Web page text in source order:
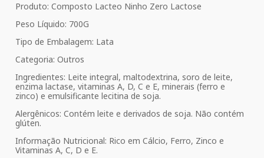
Produto: Composto Lacteo Ninho Zero Lactose
Peso Líquido: 700G
Tipo de Embalagem: Lata
Categoria: Outros
Ingredientes: Leite integral, maltodextrina, soro de leite,
enzima lactase, vitaminas A, D, C e E, minerais (ferro e
zinco) e emulsificante lecitina de soja.
Alergênicos: Contém leite e derivados de soja. Não contém
glúten.
Informação Nutricional: Rico em Cálcio, Ferro, Zinco e
Vitaminas A, C, D e E.